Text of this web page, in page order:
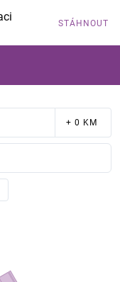
STÁHNOUT
+ 0 KM